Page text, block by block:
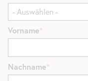
Vorname
Nachname